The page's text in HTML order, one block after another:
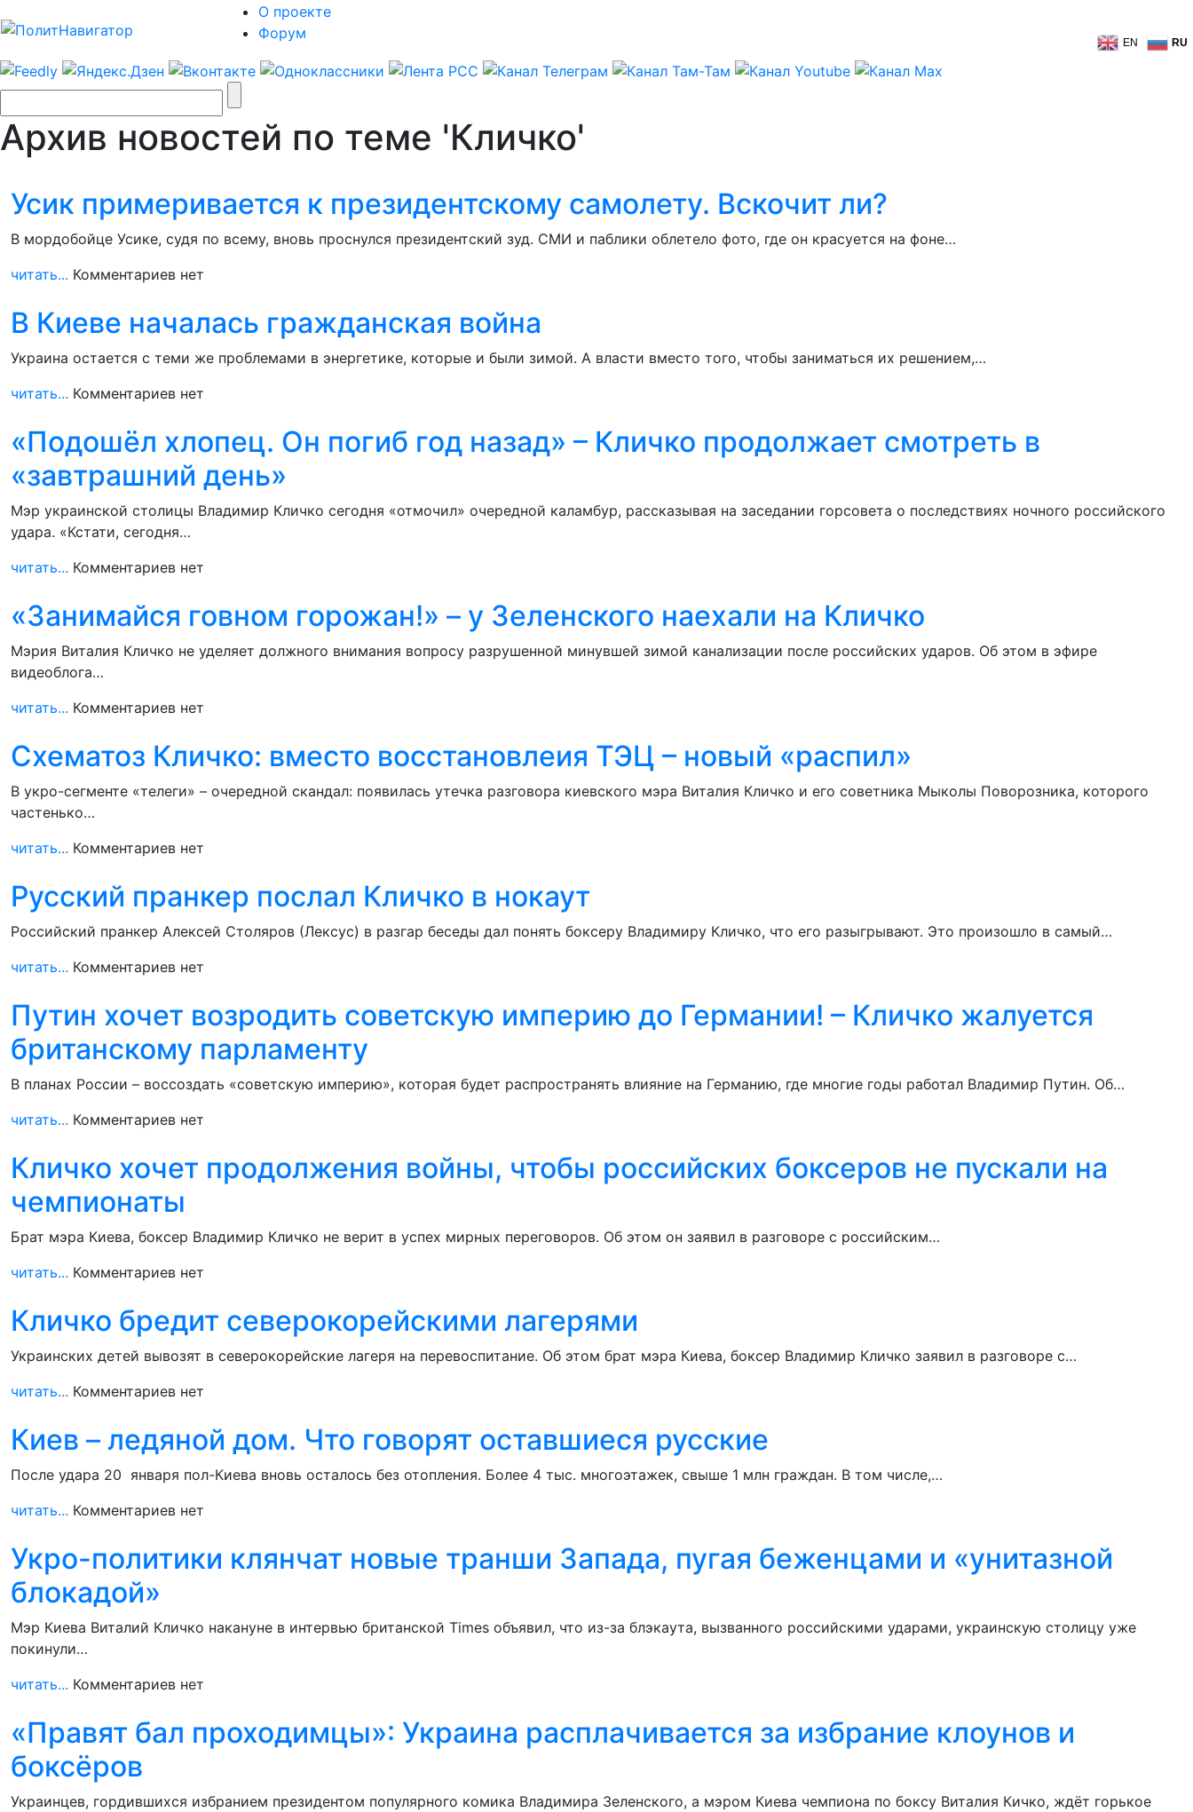
О проекте
Форум
EN RU
Архив новостей по теме 'Кличко'
Усик примеривается к президентскому самолету. Вскочит ли?
В мордобойце Усике, судя по всему, вновь проснулся президентский зуд. СМИ и паблики облетело фото, где он красуется на фоне…
читать... Комментариев нет
В Киеве началась гражданская война
Украина остается с теми же проблемами в энергетике, которые и были зимой. А власти вместо того, чтобы заниматься их решением,…
читать... Комментариев нет
«Подошёл хлопец. Он погиб год назад» – Кличко продолжает смотреть в
«завтрашний день»
Мэр украинской столицы Владимир Кличко сегодня «отмочил» очередной каламбур, рассказывая на заседании горсовета о последствиях ночного российского
удара. «Кстати, сегодня…
читать... Комментариев нет
«Занимайся говном горожан!» – у Зеленского наехали на Кличко
Мэрия Виталия Кличко не уделяет должного внимания вопросу разрушенной минувшей зимой канализации после российских ударов. Об этом в эфире
видеоблога…
читать... Комментариев нет
Схематоз Кличко: вместо восстановлеия ТЭЦ – новый «распил»
В укро-сегменте «телеги» – очередной скандал: появилась утечка разговора киевского мэра Виталия Кличко и его советника Мыколы Поворозника, которого
частенько…
читать... Комментариев нет
Русский пранкер послал Кличко в нокаут
Российский пранкер Алексей Столяров (Лексус) в разгар беседы дал понять боксеру Владимиру Кличко, что его разыгрывают. Это произошло в самый…
читать... Комментариев нет
Путин хочет возродить советскую империю до Германии! – Кличко жалуется
британскому парламенту
В планах России – воссоздать «советскую империю», которая будет распространять влияние на Германию, где многие годы работал Владимир Путин. Об…
читать... Комментариев нет
Кличко хочет продолжения войны, чтобы российских боксеров не пускали на
чемпионаты
Брат мэра Киева, боксер Владимир Кличко не верит в успех мирных переговоров. Об этом он заявил в разговоре с российским…
читать... Комментариев нет
Кличко бредит северокорейскими лагерями
Украинских детей вывозят в северокорейские лагеря на перевоспитание. Об этом брат мэра Киева, боксер Владимир Кличко заявил в разговоре с…
читать... Комментариев нет
Киев – ледяной дом. Что говорят оставшиеся русские
После удара 20 января пол-Киева вновь осталось без отопления. Более 4 тыс. многоэтажек, свыше 1 млн граждан. В том числе,…
читать... Комментариев нет
Укро-политики клянчат новые транши Запада, пугая беженцами и «унитазной
блокадой»
Мэр Киева Виталий Кличко накануне в интервью британской Times объявил, что из-за блэкаута, вызванного российскими ударами, украинскую столицу уже
покинули…
читать... Комментариев нет
«Правят бал проходимцы»: Украина расплачивается за избрание клоунов и
боксёров
Украинцев, гордившихся избранием президентом популярного комика Владимира Зеленского, а мэром Киева чемпиона по боксу Виталия Кичко, ждёт горькое